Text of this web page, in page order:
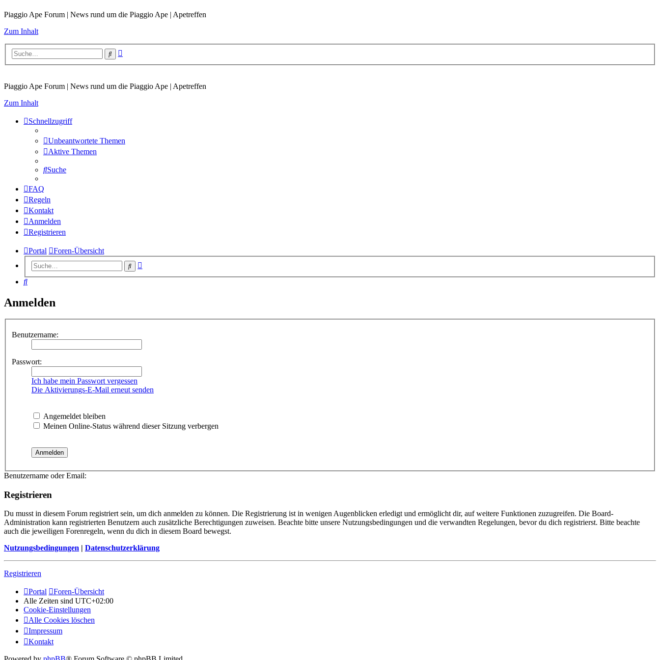
Piaggio Ape Forum | News rund um die Piaggio Ape | Apetreffen
Zum Inhalt
Suche
Piaggio Ape Forum | News rund um die Piaggio Ape | Apetreffen
Zum Inhalt
Schnellzugriff
Unbeantwortete Themen
Aktive Themen
Suche
FAQ
Regeln
Kontakt
Anmelden
Registrieren
Portal Foren-Übersicht
Suche
Suche
Anmelden
Benutzername:
Passwort:
Ich habe mein Passwort vergessen
Die Aktivierungs-E-Mail erneut senden
Angemeldet bleiben
Meinen Online-Status während dieser Sitzung verbergen
Benutzername oder Email:
Registrieren
Du musst in diesem Forum registriert sein, um dich anmelden zu können. Die Registrierung ist in wenigen Augenblicken erledigt und ermöglicht dir, auf weitere Funktionen zuzugreifen. Die Board-
Administration kann registrierten Benutzern auch zusätzliche Berechtigungen zuweisen. Beachte bitte unsere Nutzungsbedingungen und die verwandten Regelungen, bevor du dich registrierst. Bitte beachte
auch die jeweiligen Forenregeln, wenn du dich in diesem Board bewegst.
Nutzungsbedingungen
Datenschutzerklärung
Registrieren
Portal
Foren-Übersicht
Alle Zeiten sind UTC+02:00
Cookie-Einstellungen
Alle Cookies löschen
Impressum
Kontakt